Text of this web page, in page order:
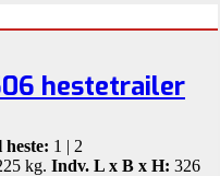
hestetrailer
1 | 2
kg. Indv. L x B x H: 326